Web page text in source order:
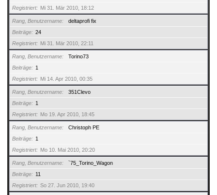
Registriert
Mi 31. Mär 2010, 18:12
Rang, Benutzername
deltaprofi fix
Beiträge
24
Registriert
Mi 31. Mär 2010, 22:11
Rang, Benutzername
Torino73
Beiträge
1
Registriert
Mi 14. Apr 2010, 00:35
Rang, Benutzername
351Clevo
Beiträge
1
Registriert
Mo 19. Apr 2010, 18:45
Rang, Benutzername
Christoph PE
Beiträge
1
Registriert
Mo 10. Mai 2010, 20:20
Rang, Benutzername
`75_Torino_Wagon
Beiträge
11
Registriert
So 27. Jun 2010, 19:40